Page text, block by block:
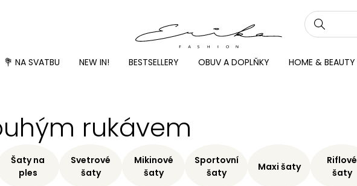
💐 NA SVATBU NEW IN! BESTSELLERY OBUV A DOPLŇKY HOME & BEAUTY
rukávem
Šaty na
ples
Svetrové
šaty
Mikinové
šaty
Sportovní
šaty
Maxi šaty
Riflové
šaty